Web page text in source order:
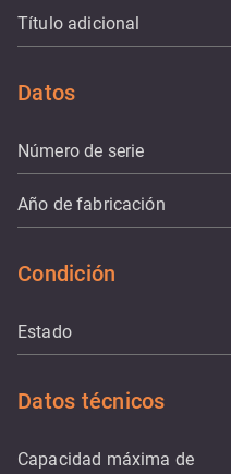
Título adicional
Datos
Número de serie
Año de fabricación
Condición
Estado
Datos técnicos
Capacidad máxima de